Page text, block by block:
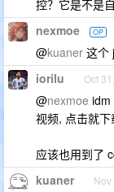
控？它是不是
nexmoe OP
@kuaner 这个
iorilu Oct
@nexmoe idm
视频, 点击就下
应该也用到了
kuaner